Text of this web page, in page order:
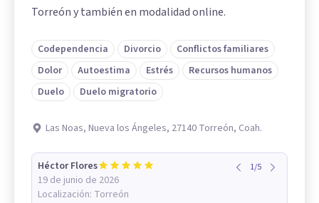
Torreón y también en modalidad online.
Codependencia Divorcio
Conflictos familiares
Dolor
Autoestima Estrés
Recursos humanos
Duelo
Duelo migratorio
Las Noas, Nueva los Ángeles, 27140 Torreón, Coah.
Héctor Flores
19 de junio de 2026
Localización: Torreón
1/5